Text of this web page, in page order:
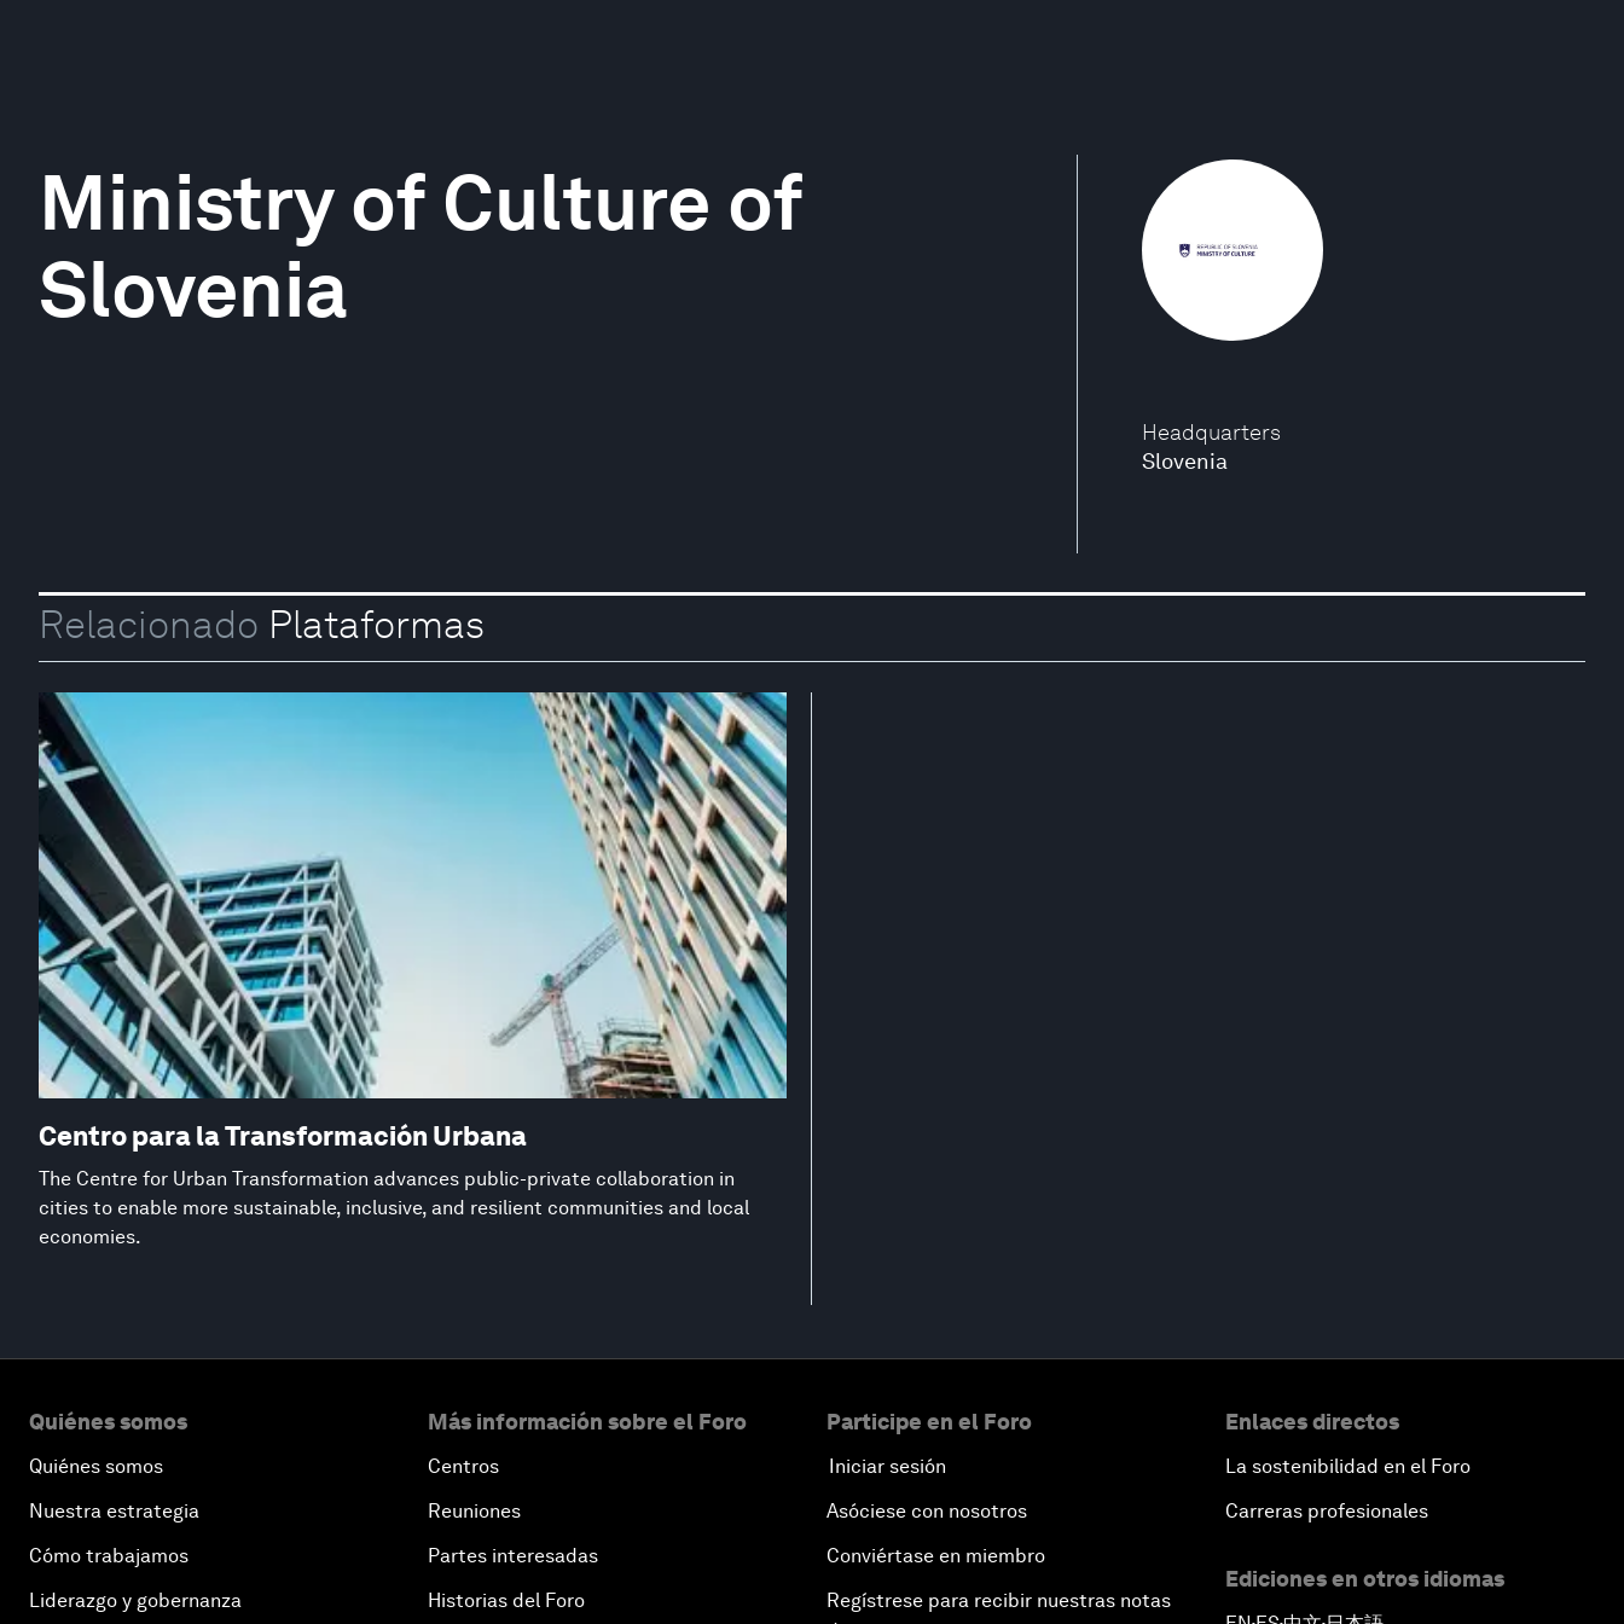
Headquarters
Slovenia
Ministry of Culture of
Slovenia
Relacionado Plataformas
Centro para la Transformación Urbana
The Centre for Urban Transformation advances public-private collaboration in
cities to enable more sustainable, inclusive, and resilient communities and local
economies.
Quiénes somos
Quiénes somos
Nuestra estrategia
Cómo trabajamos
Liderazgo y gobernanza
Más información sobre el Foro
Centros
Reuniones
Partes interesadas
Historias del Foro
Participe en el Foro
Iniciar sesión
Asóciese con nosotros
Conviértase en miembro
Regístrese para recibir nuestras notas
Enlaces directos
La sostenibilidad en el Foro
Carreras profesionales
Ediciones en otros idiomas